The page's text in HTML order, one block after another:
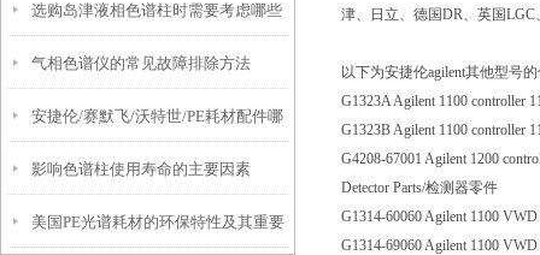
略
选购岛津液相色谱柱时需要考虑哪些
影响因素？
气相色谱仪的常见故障排除方法
安捷伦/赛默飞/沃特世/PE耗材配件哪
家强？检硕科学器材一站式代理与维
修指南
影响色谱柱使用寿命的主要因素
美国PE光谱耗材的环保特性及其重要
津、日立、德国DR、英国
以下为安捷伦agilent其他型号
G1323A Agilent 1100 controller
G1323B Agilent 1100 controller
G4208-67001 Agilent 1200
Detector Parts/检测器零件
G1314-60060 Agilent 1100
G1314-69060 Agilent 1100